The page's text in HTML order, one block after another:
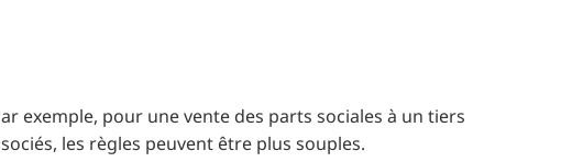
exemple, pour une vente des parts sociales à un tiers
les règles peuvent être plus souples.